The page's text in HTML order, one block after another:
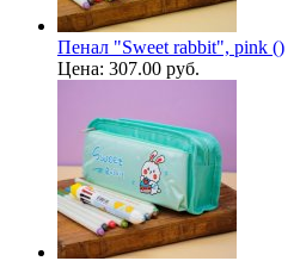
Пенал "Sweet rabbit", pink ()
Цена: 307.00 руб.